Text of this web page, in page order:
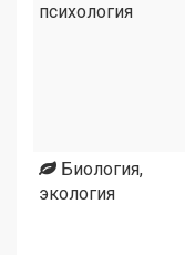
психология
Биология,
экология